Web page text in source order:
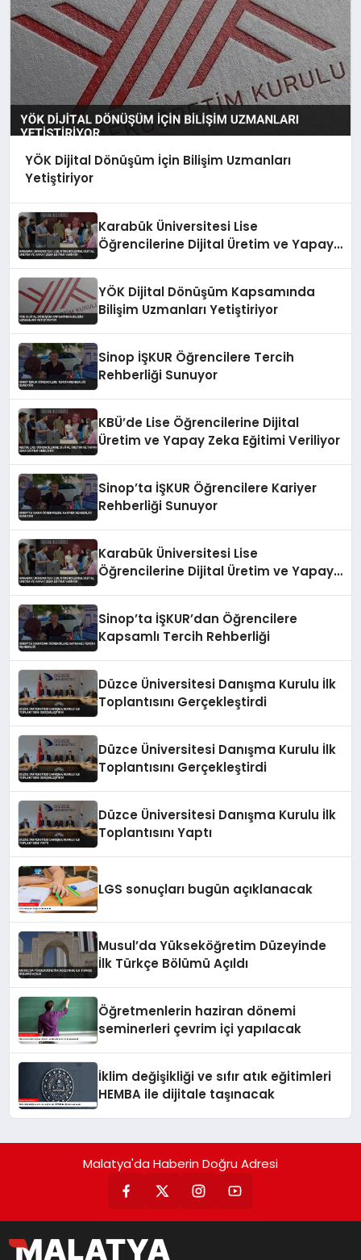
YÖK Dijital Dönüşüm İçin Bilişim Uzmanları
Yetiştiriyor
Karabük Üniversitesi Lise
Öğrencilerine Dijital Üretim ve Yapay
YÖK Dijital Dönüşüm Kapsamında
Bilişim Uzmanları Yetiştiriyor
Sinop İŞKUR Öğrencilere Tercih
Rehberliği Sunuyor
KBÜ’de Lise Öğrencilerine Dijital
Üretim ve Yapay Zeka Eğitimi Veriliyor
Sinop’ta İŞKUR Öğrencilere Kariyer
Rehberliği Sunuyor
Karabük Üniversitesi Lise
Öğrencilerine Dijital Üretim ve Yapay
Sinop’ta İŞKUR’dan Öğrencilere
Kapsamlı Tercih Rehberliği
Düzce Üniversitesi Danışma Kurulu İlk
Toplantısını Gerçekleştirdi
Düzce Üniversitesi Danışma Kurulu İlk
Toplantısını Gerçekleştirdi
Düzce Üniversitesi Danışma Kurulu İlk
Toplantısını Yaptı
LGS sonuçları bugün açıklanacak
Musul’da Yükseköğretim Düzeyinde
İlk Türkçe Bölümü Açıldı
Öğretmenlerin haziran dönemi
seminerleri çevrim içi yapılacak
İklim değişikliği ve sıfır atık eğitimleri
HEMBA ile dijitale taşınacak
Malatya'da Haberin Doğru Adresi